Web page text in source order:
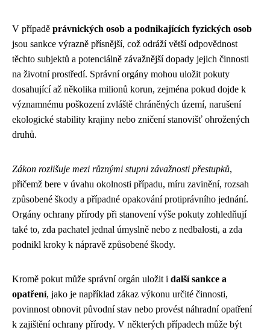
V případě právnických osob a podnikajících fyzických osob
jsou sankce výrazně přísnější, což odráží větší odpovědnost
těchto subjektů a potenciálně závažnější dopady jejich činnosti
na životní prostředí. Správní orgány mohou uložit pokuty
dosahující až několika milionů korun, zejména pokud dojde k
významnému poškození zvláště chráněných území, narušení
ekologické stability krajiny nebo zničení stanovišť ohrožených
druhů.
Zákon rozlišuje mezi různými stupni závažnosti přestupků,
přičemž bere v úvahu okolnosti případu, míru zavinění, rozsah
způsobené škody a případné opakování protiprávního jednání.
Orgány ochrany přírody při stanovení výše pokuty zohledňují
také to, zda pachatel jednal úmyslně nebo z nedbalosti, a zda
podnikl kroky k nápravě způsobené škody.
Kromě pokut může správní orgán uložit i další sankce a
opatření, jako je například zákaz výkonu určité činnosti,
povinnost obnovit původní stav nebo provést náhradní opatření
k zajištění ochrany přírody. V některých případech může být